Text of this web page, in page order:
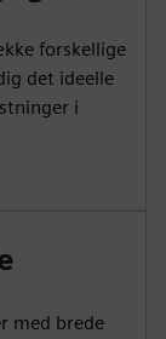
forskellige
det ideelle
i
med brede